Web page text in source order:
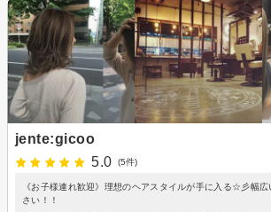
jente:gicoo
5.0
(5件)
《お子様連れ歓迎》理想のヘアスタイルが手に入る☆彡幅
さい！！